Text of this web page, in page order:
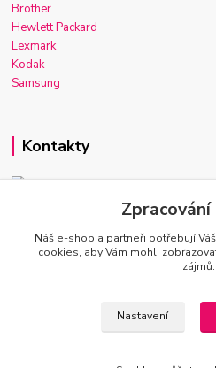
Brother
Hewlett Packard
Lexmark
Kodak
Samsung
Kontakty
Josef Macek
+420 603 921
Po-Ne, 7-22h
Zpracování
Náš e-shop a partneři potřebují Váš
cookies, aby Vám mohli
zájmů.
Nastavení